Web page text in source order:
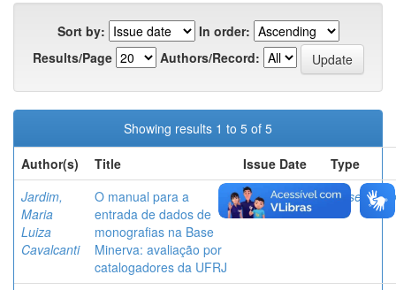
Sort by:
In order:
Results/Page
Authors/Record:
Showing results 1 to 5 of 5
Author(s)
Title Issue Date
Type
Jardim,
Maria
Luiza
Cavalcanti
O manual para a
entrada de dados de
monografias na Base
Minerva: avaliação por
catalogadores da UFRJ
16-Dec-2014 Dissertação